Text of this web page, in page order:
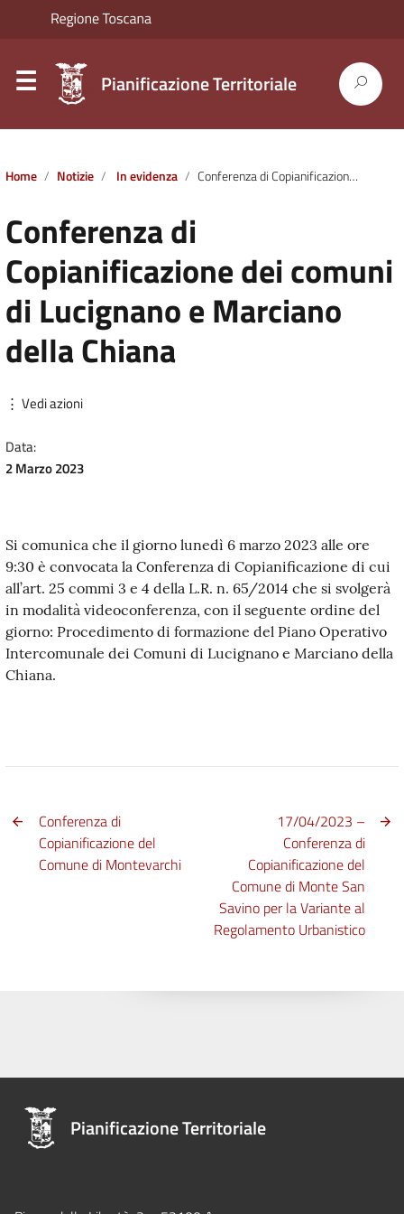
Pianificazione Territoriale
Home Notizie In evidenza Conferenza di Copianificazione dei comuni di Lucignano e Marciano della Chiana
Conferenza di
Copianificazione dei comuni
di Lucignano e Marciano
della Chiana
⋮ Vedi azioni
Data:
2 Marzo 2023
Si comunica che il giorno lunedì 6 marzo 2023 alle ore
9:30 è convocata la Conferenza di Copianificazione di cui
all’art. 25 commi 3 e 4 della L.R. n. 65/2014 che si svolgerà
in modalità videoconferenza, con il seguente ordine del
giorno: Procedimento di formazione del Piano Operativo
Intercomunale dei Comuni di Lucignano e Marciano della
Chiana.
Conferenza di
Copianificazione del
Comune di Montevarchi
17/04/2023 –
Conferenza di
Copianificazione del
Comune di Monte San
Savino per la Variante al
Regolamento Urbanistico
Pianificazione Territoriale